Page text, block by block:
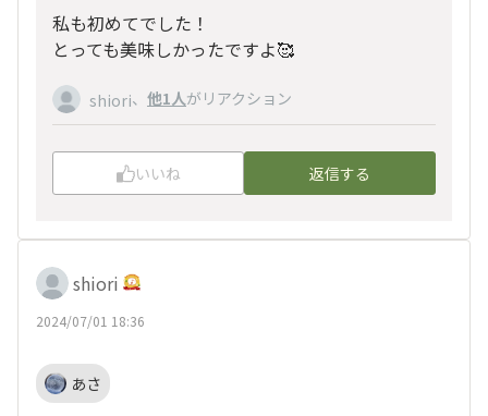
私も初めてでした！
とっても美味しかったですよ🥰
shiori、 他1人がリアクション
いいね 返信する
shiori
2024/07/01 18:36
あさ